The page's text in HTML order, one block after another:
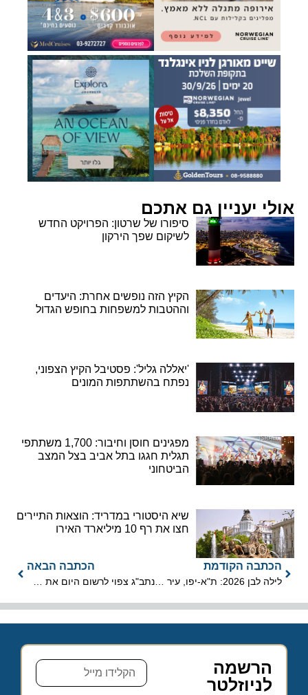
אולי יעניין גם אתכם
סיפורו של שרטון: הפרויקט החדש
לשיקום שפך הירקון
הקיץ הזה נופשים אחרת: היעדים
וההטבות למשפחות בחופש הגדול
'יאללה גליל': פסטיבל הקיץ הצפוני,
נפתח בהשתתפות המונים
מפגינים חוסן וחיבור: 1,700 משתתפי
תגלית חגגו בתל אביב בצל המצב
הביטחוני
שיא היסטורי במדריד: הוצאות התיירים
חצו את רף 10 מיליארד האירו
הכתבה הקודמת
לילה לבן 2026: ת"א-יפו, עיר אחת, לילה אחד, אינספור פעילויות
הכתבה הבאה
נתב"ג צפוי לרשום היום את תנועת הנוסעים הגבוהה מפרוץ שאגת הארי
הרשמה
לניוזלטר